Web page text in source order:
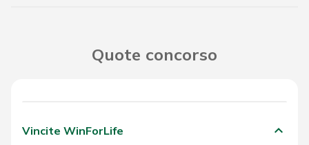
Quote concorso
Vincite WinForLife keyboard_arrow_down